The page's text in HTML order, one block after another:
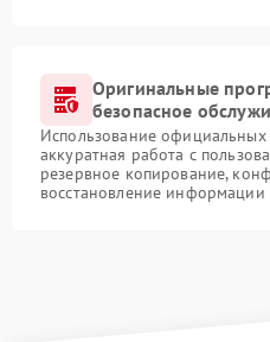
Оригинальные
безопасное
Использование
аккуратная работа с
резервное копирование,
восстановление